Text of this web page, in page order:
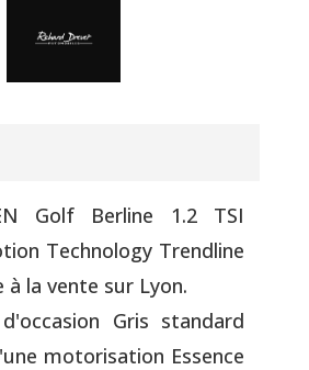
Golf Berline 1.2 TSI
Technology Trendline
à la vente sur Lyon.
Gris standard
motorisation Essence